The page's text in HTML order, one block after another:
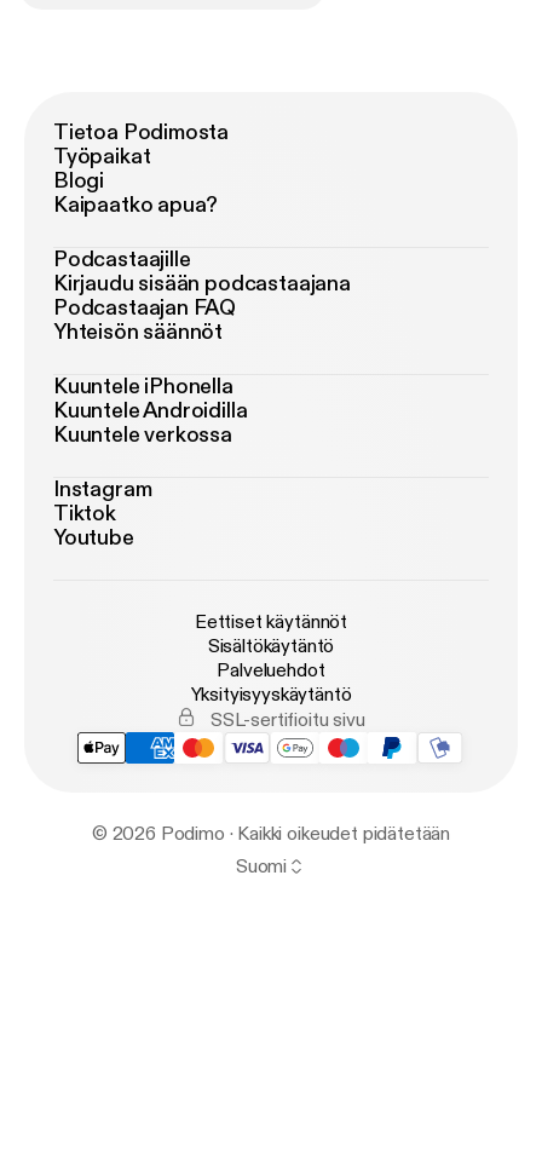
Tietoa Podimosta
Työpaikat
Blogi
Kaipaatko apua?
Podcastaajille
Kirjaudu sisään podcastaajana
Podcastaajan FAQ
Yhteisön säännöt
Kuuntele iPhonella
Kuuntele Androidilla
Kuuntele verkossa
Instagram
Tiktok
Youtube
Eettiset käytännöt
Sisältökäytäntö
Palveluehdot
Yksityisyyskäytäntö
SSL-sertifioitu sivu
© 2026 Podimo · Kaikki oikeudet pidätetään
Suomi